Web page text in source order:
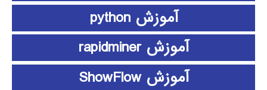
آموزش python
آموزش rapidminer
آموزش ShowFlow